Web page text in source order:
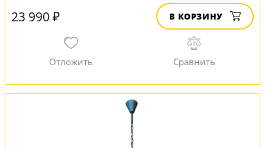
23 990 ₽ В КОРЗИНУ